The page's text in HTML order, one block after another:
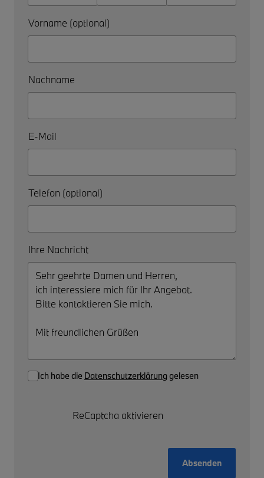
Vorname (optional)
Nachname
E-Mail
Telefon (optional)
Ihre Nachricht
Ich habe die Datenschutzerklärung gelesen
ReCaptcha aktivieren
Absenden